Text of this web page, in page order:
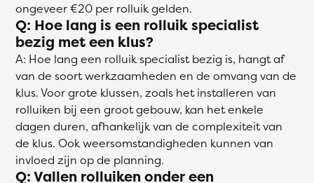
ongeveer €20 per rolluik gelden.
Q: Hoe lang is een rolluik specialist
bezig met een klus?
A: Hoe lang een rolluik specialist bezig is, hangt af
van de soort werkzaamheden en de omvang van de
klus. Voor grote klussen, zoals het installeren van
rolluiken bij een groot gebouw, kan het enkele
dagen duren, afhankelijk van de complexiteit van
de klus. Ook weersomstandigheden kunnen van
invloed zijn op de planning.
Q: Vallen rolluiken onder een